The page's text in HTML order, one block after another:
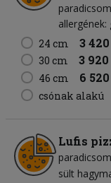
paradicsom
24 cm
3
30 cm 3
46 cm 6
csónak alakú
Lufis
sült